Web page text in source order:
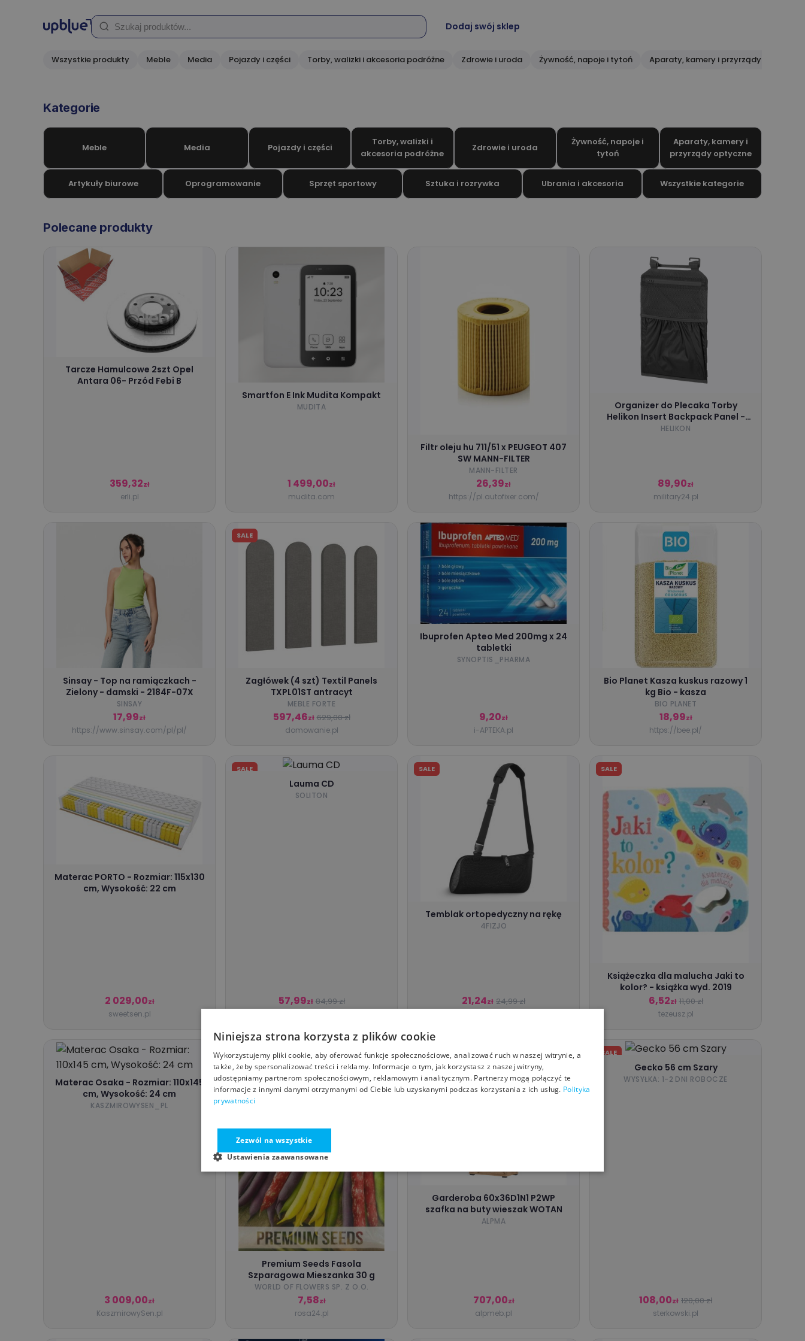
Dodaj swój sklep
Wszystkie produkty Meble Media Pojazdy i części Torby, walizki i akcesoria podróżne Zdrowie i uroda Żywność, napoje i tytoń Aparaty, kamery i przyrządy optyczne
Kategorie
Meble Media Pojazdy i części
Torby, walizki i
akcesoria podróżne
Zdrowie i uroda
Żywność, napoje i
tytoń
Aparaty, kamery i
przyrządy optyczne
Artykuły biurowe Oprogramowanie Sprzęt sportowy Sztuka i rozrywka Ubrania i akcesoria Wszystkie kategorie
Polecane produkty
Tarcze Hamulcowe 2szt Opel
Antara 06- Przód Febi B
359,32zł
erli.pl
Smartfon E Ink Mudita Kompakt
MUDITA
1 499,00zł
mudita.com
Filtr oleju hu 711/51 x PEUGEOT 407
SW MANN-FILTER
MANN-FILTER
26,39zł
https://pl.autofixer.com/
Organizer do Plecaka Torby
Helikon Insert Backpack Panel -
Shadow Grey
HELIKON
89,90zł
military24.pl
Sinsay - Top na ramiączkach -
Zielony - damski - 2184F-07X
SINSAY
17,99zł
https://www.sinsay.com/pl/pl/
SALE
Zagłówek (4 szt) Textil Panels
TXPL01ST antracyt
MEBLE FORTE
597,46zł 629,00 zł
domowanie.pl
Ibuprofen Apteo Med 200mg x 24
tabletki
SYNOPTIS_PHARMA
9,20zł
i-APTEKA.pl
Bio Planet Kasza kuskus razowy 1
kg Bio - kasza
BIO PLANET
18,99zł
https://bee.pl/
Materac PORTO - Rozmiar: 115x130
cm, Wysokość: 22 cm
2 029,00zł
sweetsen.pl
SALE
Lauma CD
SOLITON
57,99zł 84,99 zł
SALE
Temblak ortopedyczny na rękę
4FIZJO
21,24zł 24,99 zł
SALE
Książeczka dla malucha Jaki to
kolor? - książka wyd. 2019
6,52zł 11,00 zł
tezeusz.pl
Materac Osaka - Rozmiar: 110x145
cm, Wysokość: 24 cm
KASZMIROWYSEN_PL
3 009,00zł
KaszmirowySen.pl
Premium Seeds Fasola
Szparagowa Mieszanka 30 g
WORLD OF FLOWERS SP. Z O.O.
7,58zł
rosa24.pl
Garderoba 60x36D1N1 P2WP
szafka na buty wieszak WOTAN
ALPMA
707,00zł
alpmeb.pl
SALE
Gecko 56 cm Szary
WYSYŁKA: 1-2 DNI ROBOCZE
108,00zł 120,00 zł
sterkowski.pl
Niniejsza strona korzysta z plików cookie
Wykorzystujemy pliki cookie, aby oferować funkcje społecznościowe, analizować ruch w naszej witrynie, a
także, żeby spersonalizować treści i reklamy. Informacje o tym, jak korzystasz z naszej witryny,
udostępniamy partnerom społecznościowym, reklamowym i analitycznym. Partnerzy mogą połączyć te
informacje z innymi danymi otrzymanymi od Ciebie lub uzyskanymi podczas korzystania z ich usług. Polityka
prywatności
Zezwól na wszystkie
Ustawienia zaawansowane